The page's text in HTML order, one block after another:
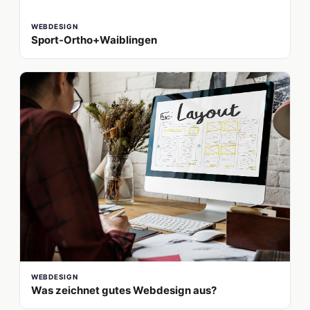
WEBDESIGN
Sport-Ortho+Waiblingen
WEBDESIGN
Was zeichnet gutes Webdesign aus?